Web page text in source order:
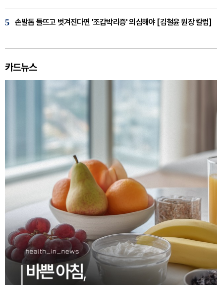
5 손발톱 들뜨고 벗겨진다면 '조갑박리증' 의심해야 [김철윤 원장 칼럼]
카드뉴스